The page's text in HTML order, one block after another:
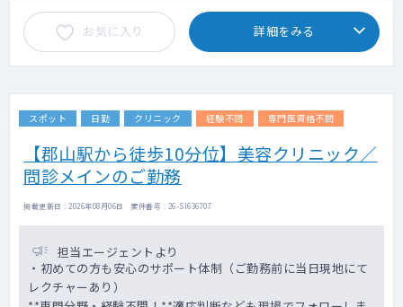
お気に入り 詳細をみる
スポット 日勤 クリニック 経験不問 専門医資格不問
【郡山駅から徒歩10分位】美容クリニック／
問診メインのご勤務
掲載更新日 : 2026年08月06日 案件番号 : 26-SI636707
担当エージェントより
・初めての方も安心のサポート体制（ご勤務前に当日現地にて
レクチャーあり）